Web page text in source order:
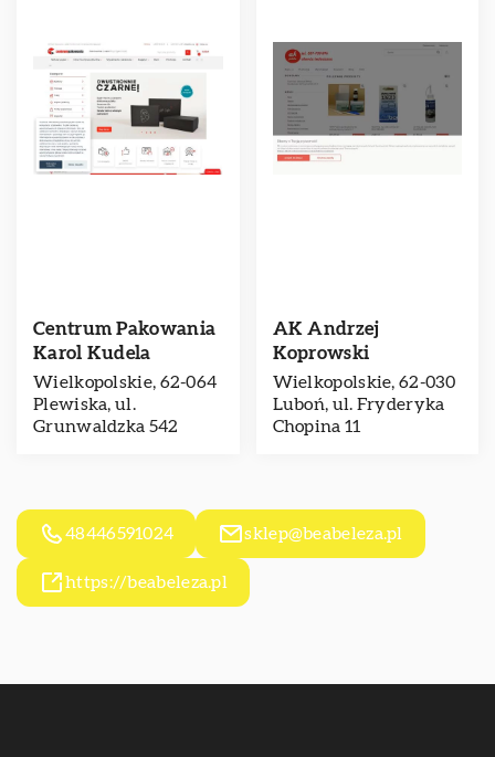
Centrum Pakowania
Karol Kudela
Wielkopolskie, 62-064
Plewiska, ul.
Grunwaldzka 542
AK Andrzej
Koprowski
Wielkopolskie, 62-030
Luboń, ul. Fryderyka
Chopina 11
48446591024 sklep@beabeleza.pl
https://beabeleza.pl